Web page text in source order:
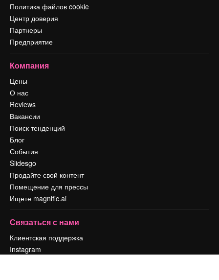
Политика файлов cookie
Центр доверия
Партнеры
Предприятие
Компания
Цены
О нас
Reviews
Вакансии
Поиск тенденций
Блог
События
Slidesgo
Продайте свой контент
Помещение для прессы
Ищете magnific.ai
Связаться с нами
Клиентская поддержка
Instagram